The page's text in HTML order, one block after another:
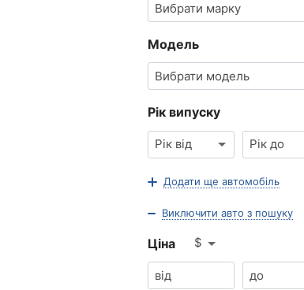
Вибрати марку
Модель
Вибрати модель
Рік випуску
Рік від Рік до
Додати ще автомобіль
Виключити авто з пошуку
Ціна $